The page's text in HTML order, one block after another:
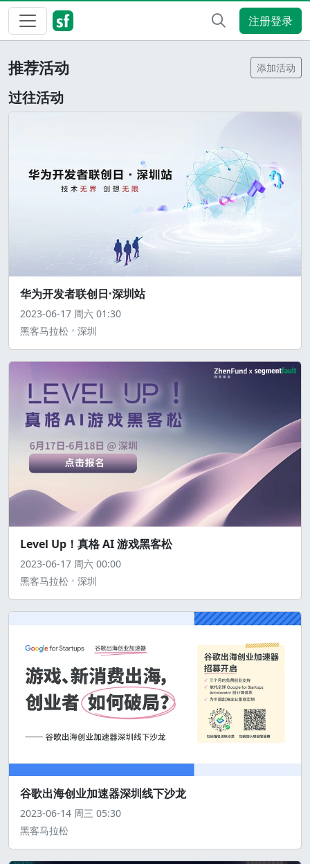
注册登录
推荐活动 添加活动
过往活动
华为开发者联创日·深圳站
2023-06-17 周六 01:30
黑客马拉松
深圳
Level Up！真格 AI 游戏黑客松
2023-06-17 周六 00:00
黑客马拉松
深圳
谷歌出海创业加速器深圳线下沙龙
2023-06-14 周三 05:30
黑客马拉松